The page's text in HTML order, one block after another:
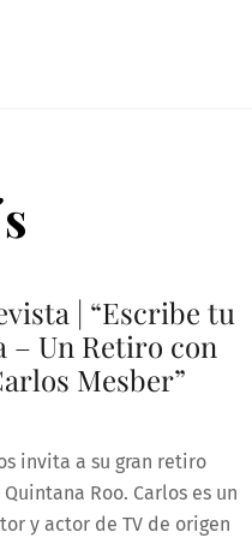
| “Escribe tu
– Un Retiro con
Mesber”
invita a su gran retiro
Roo. Carlos es un
y actor de TV de origen